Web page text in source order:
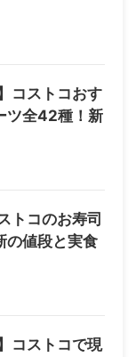
コストコおす
ツ全42種！新
トコのお寿司
の値段と実食
コストコで現